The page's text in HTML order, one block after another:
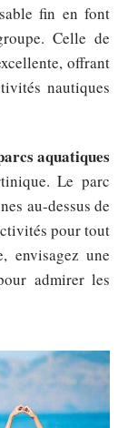
fin en font
Celle de
offrant
nautiques
aquatiques
Le parc
au-dessus de
pour tout
envisagez une
admirer les